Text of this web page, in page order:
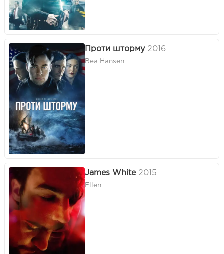
Проти шторму 2016
Bea Hansen
James White 2015
Ellen